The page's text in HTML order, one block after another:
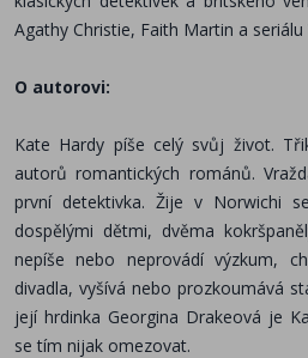
Agathy Christie, Faith Martin a
O autorovi:
Kate Hardy píše celý svůj život.
autorů romantických románů.
první detektivka. Žije v Norwichi
dospělými dětmi, dvěma
nepíše nebo neprovádí výzkum,
divadla, vyšívá nebo prozkoumává
její hrdinka Georgina Drakeová je
se tím nijak omezovat.